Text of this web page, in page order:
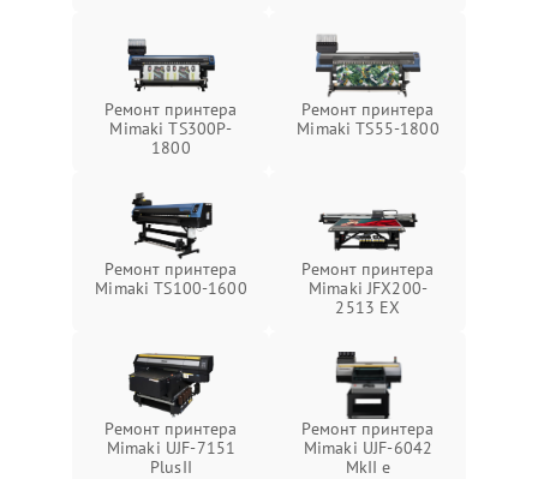
Ремонт принтера
Mimaki TS300P-
1800
Ремонт принтера
Mimaki TS55-1800
Ремонт принтера
Mimaki TS100-1600
Ремонт принтера
Mimaki JFX200-
2513 EX
Ремонт принтера
Mimaki UJF-7151
PlusII
Ремонт принтера
Mimaki UJF-6042
MkII e